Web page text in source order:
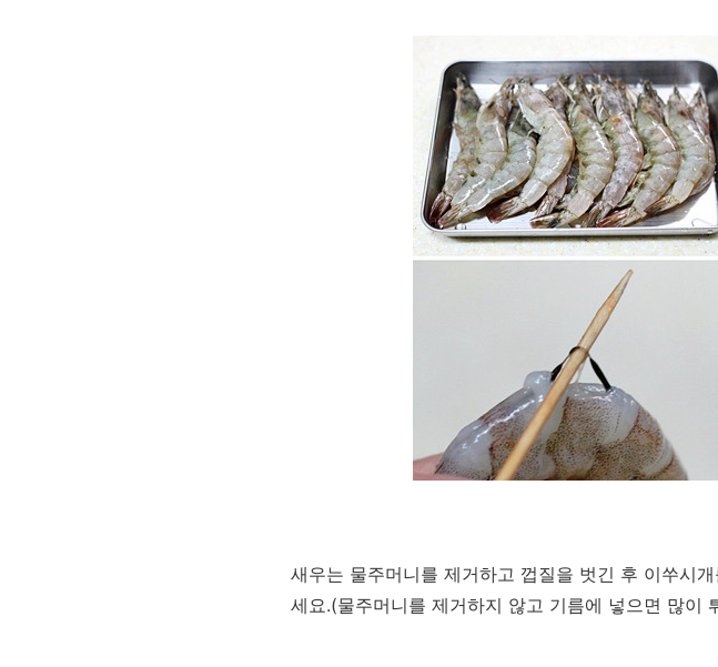
새우는 물주머니를 제거하고 껍질을 벗긴 후 이쑤시
세요.(물주머니를 제거하지 않고 기름에 넣으면 많이